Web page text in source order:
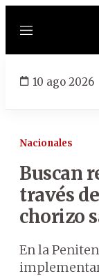
Menú
10 ago 2026
Nacionales
Buscan
través
chorizo
En la